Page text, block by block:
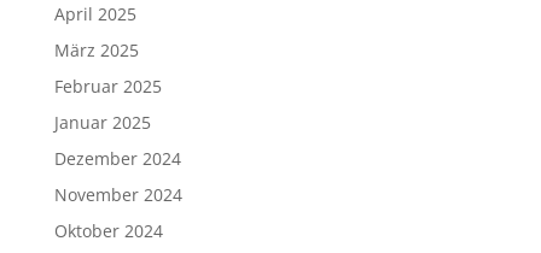
April 2025
März 2025
Februar 2025
Januar 2025
Dezember 2024
November 2024
Oktober 2024